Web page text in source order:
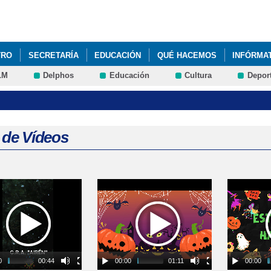
SECRETARÍA EDUCACIÓN QUÉ HACEMOS
ALCALDÍAS DE LAS SECCIONES EDUCATIVAS DEL CRA "AIRÉN"
Delphos Educación Cultura
Vídeos
00:44 00:00 01:11 00:00